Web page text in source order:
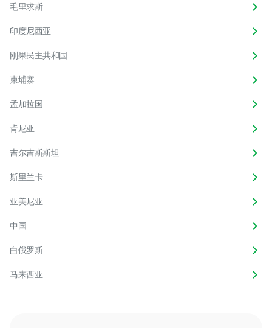
毛里求斯
印度尼西亚
刚果民主共和国
柬埔寨
孟加拉国
肯尼亚
吉尔吉斯斯坦
斯里兰卡
亚美尼亚
中国
白俄罗斯
马来西亚